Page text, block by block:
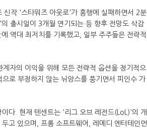
신작 '스타워즈 아웃로'가 흥행에 실패하면서 2분
출시일이 3개월 연기되는 등 향후 전망도 삭감
역대 최저치를 기록했고, 일부 주주들은 전략적
자의 이익을 위해 모든 전략적 옵션을 정기적으
로 부정하지 않는 뉘앙스를 풍기면서 피인수 가
다. 현재 텐센트는 '리그 오브 레전드(LoL)'의 개
고 있으며, 프롬 소프트웨어, 레메디 엔터테인먼